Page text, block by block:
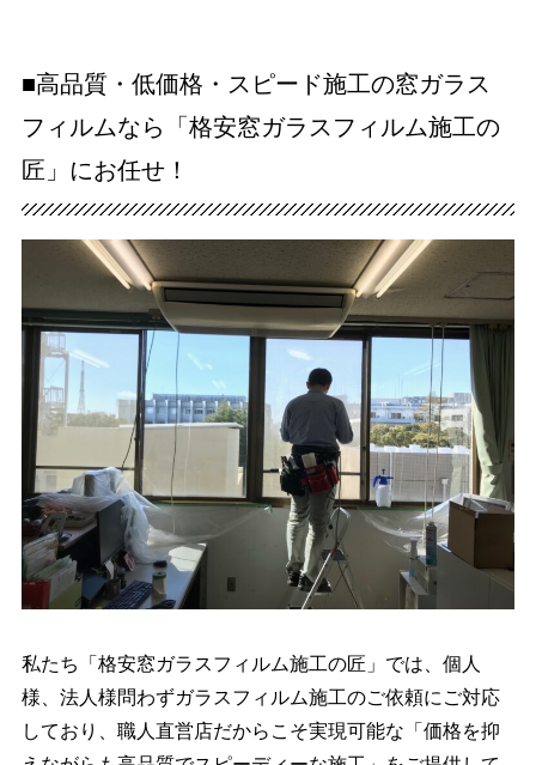
■高品質・低価格・スピード施工の窓ガラス
フィルムなら「格安窓ガラスフィルム施工の
匠」にお任せ！
私たち「格安窓ガラスフィルム施工の匠」では、個人
様、法人様問わずガラスフィルム施工のご依頼にご対応
しており、職人直営店だからこそ実現可能な「価格を抑